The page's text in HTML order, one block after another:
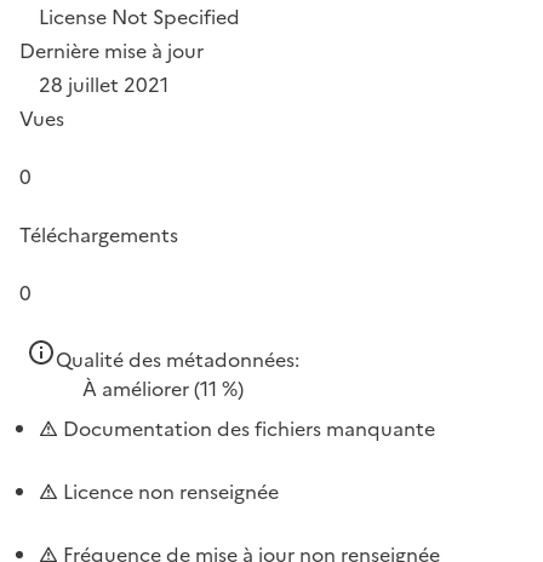
License Not Specified
Dernière mise à jour
28 juillet 2021
Vues
0
Téléchargements
0
Qualité des métadonnées:
À améliorer(11 %)
Documentation des fichiers manquante
Licence non renseignée
Fréquence de mise à jour non renseignée